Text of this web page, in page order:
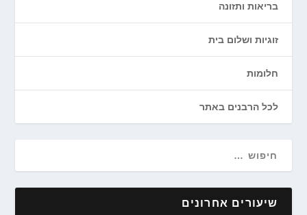
בריאות ותזונה
זוגיות ושלום בית
חלומות
לכל הרבנים באתר
שיעורים אחרונים